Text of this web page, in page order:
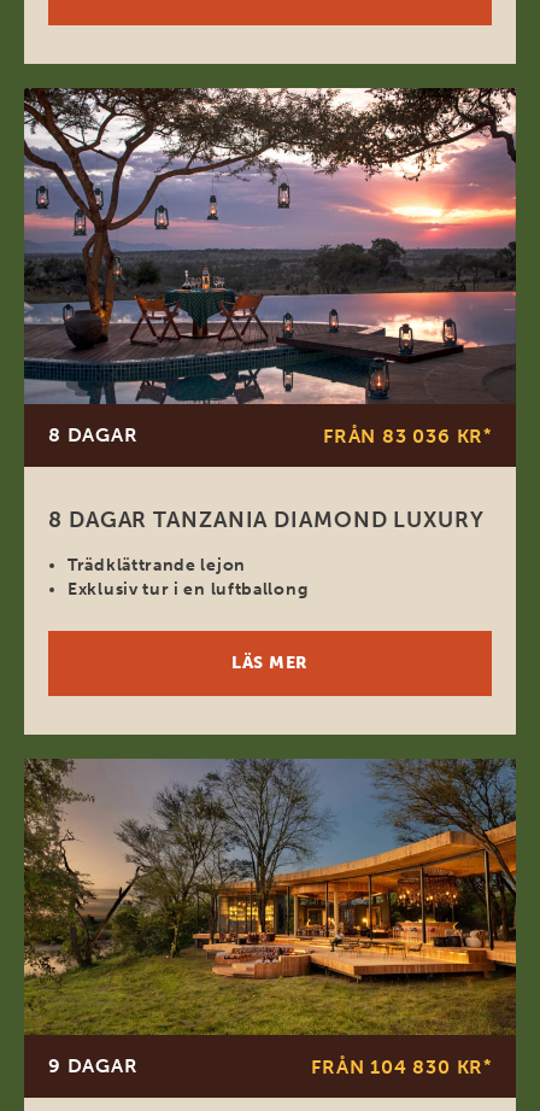
8 DAGAR FRÅN 83 036 KR*
8 DAGAR TANZANIA DIAMOND LUXURY
Trädklättrande lejon
Exklusiv tur i en luftballong
LÄS MER
9 DAGAR FRÅN 104 830 KR*